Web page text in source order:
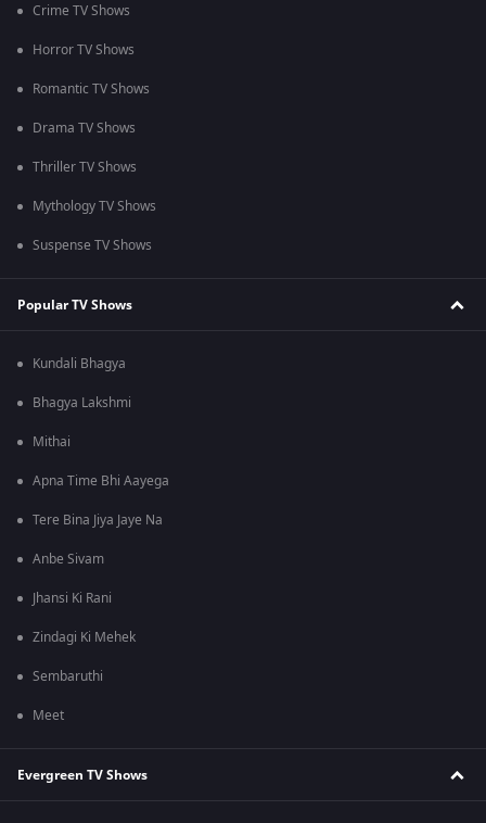
Crime TV Shows
Horror TV Shows
Romantic TV Shows
Drama TV Shows
Thriller TV Shows
Mythology TV Shows
Suspense TV Shows
Popular TV Shows
Kundali Bhagya
Bhagya Lakshmi
Mithai
Apna Time Bhi Aayega
Tere Bina Jiya Jaye Na
Anbe Sivam
Jhansi Ki Rani
Zindagi Ki Mehek
Sembaruthi
Meet
Evergreen TV Shows